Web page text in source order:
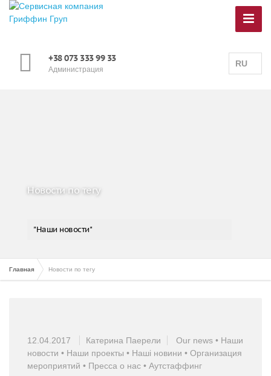
RU
+38 073 333 99 33
Администрация
Новости по тегу
"Наши новости"
Главная Новости по тегу
12.04.2017 Катерина Паерели Our news • Наши
новости • Наши проекты • Наші новини • Организация
мероприятий • Пресса о нас • Аутстаффинг